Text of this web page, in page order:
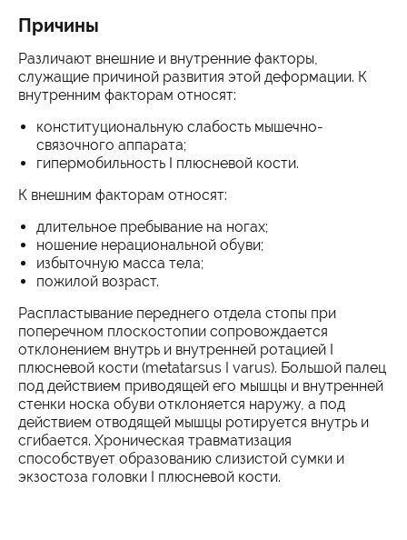
Причины
Различают внешние и внутренние факторы,
служащие причиной развития этой деформации. К
внутренним факторам относят:
конституциональную слабость мышечно-
связочного аппарата;
гипермобильность I плюсневой кости.
К внешним факторам относят:
длительное пребывание на ногах;
ношение нерациональной обуви;
избыточную масса тела;
пожилой возраст.
Распластывание переднего отдела стопы при
поперечном плоскостопии сопровождается
отклонением внутрь и внутренней ротацией I
плюсневой кости (metatarsus I varus). Большой палец
под действием приводящей его мышцы и внутренней
стенки носка обуви отклоняется наружу, а под
действием отводящей мышцы ротируется внутрь и
сгибается. Хроническая травматизация
способствует образованию слизистой сумки и
экзостоза головки I плюсневой кости.